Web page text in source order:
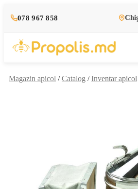
078 967 858
Magazin apicol / Catalog / Inventar apicol